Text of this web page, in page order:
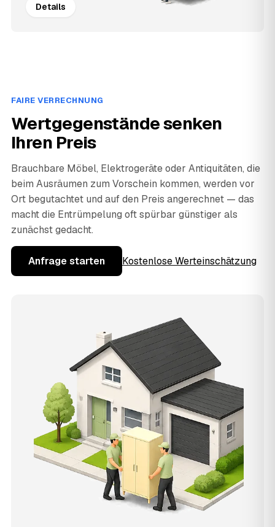
Details
FAIRE VERRECHNUNG
Wertgegenstände senken
Ihren Preis
Brauchbare Möbel, Elektrogeräte oder Antiquitäten, die
beim Ausräumen zum Vorschein kommen, werden vor
Ort begutachtet und auf den Preis angerechnet — das
macht die Entrümpelung oft spürbar günstiger als
zunächst gedacht.
Anfrage starten Kostenlose Werteinschätzung